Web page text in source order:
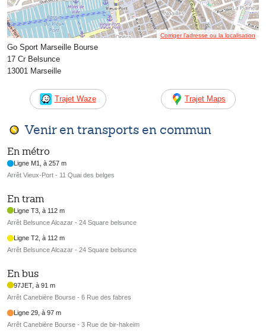
Corriger l’adresse ou la localisation
Go Sport Marseille Bourse
17 Cr Belsunce
13001 Marseille
Trajet Waze Trajet Maps
Venir en transports en commun
En métro
Ligne M1, à 257 m
Arrêt Vieux-Port - 11 Quai des belges
En tram
Ligne T3, à 112 m
Arrêt Belsunce Alcazar - 24 Square belsunce
Ligne T2, à 112 m
Arrêt Belsunce Alcazar - 24 Square belsunce
En bus
97JET, à 91 m
Arrêt Canebière Bourse - 6 Rue des fabres
Ligne 29, à 97 m
Arrêt Canebière Bourse - 3 Rue de bir-hakeim